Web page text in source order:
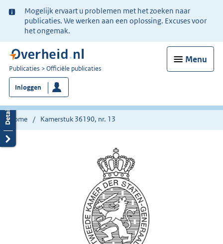
Ter
informatie:
Mogelijk ervaart u problemen met het zoeken naar
publicaties. We werken aan een oplossing. Excuses voor
het ongemak.
Menu
U
bent
nu
hier:
Publicaties Officiële publicaties
Inloggen
Home Kamerstuk 36190, nr. 13